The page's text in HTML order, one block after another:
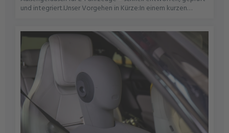
und integriert.Unser Vorgehen in Kürze:In einem kurzen
simulieren die Einhaltung aller Normen und übergeben Ihnen
die finalen AVAS‑Dateien zur direkten Integration ins
Steuergerät.